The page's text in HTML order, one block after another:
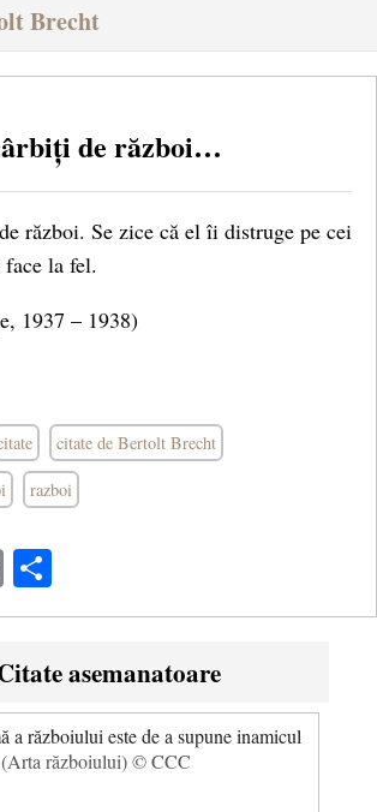
Brecht
de război…
război. Se zice că el îi distruge pe cei
face la fel.
1937 – 1938)
citate de Bertolt Brecht
razboi
Email
asemanatoare
a războiului este de a supune inamicul
războiului) © CCC